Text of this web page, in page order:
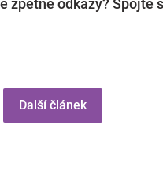
zpětné odkazy? Spojte
Další článek